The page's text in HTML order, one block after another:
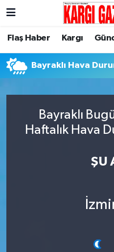
Flaş Haber Kargı
Bayraklı Hava
Bayraklı
Haftalık Hava
ŞU
Flaş Haber
Kargı
Siyaset
Yaşam
Nöbetçi Eczaneler
Hava Durumu
Trafik Durumu
Süper Lig Puan